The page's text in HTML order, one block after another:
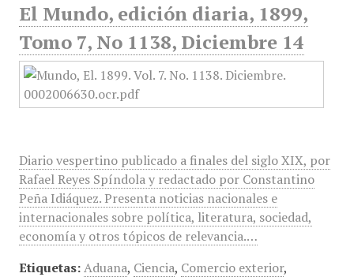
El Mundo, edición diaria, 1899,
Tomo 7, No 1138, Diciembre 14
Diario vespertino publicado a finales del siglo XIX, por
Rafael Reyes Spíndola y redactado por Constantino
Peña Idiáquez. Presenta noticias nacionales e
internacionales sobre política, literatura, sociedad,
economía y otros tópicos de relevancia.…
Etiquetas: Aduana, Ciencia, Comercio exterior,